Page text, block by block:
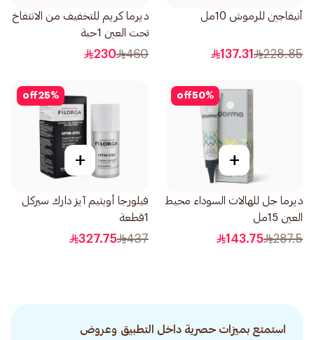
أنيفاجين للرموش 10مل
228.85
137.31
ديرما كريم للتخفيف من الانتفاخ
تحت العين 1حبة
460
230
50%
off
+
ديرما جل للهالات السوداء محيط
العين 15مل
287.5
143.75
25%
off
+
فيلورجا أوبتيم آيز دارك سيركل
1قطعة
437
327.75
استمتع بميزات حصرية داخل التطبيق وعروض